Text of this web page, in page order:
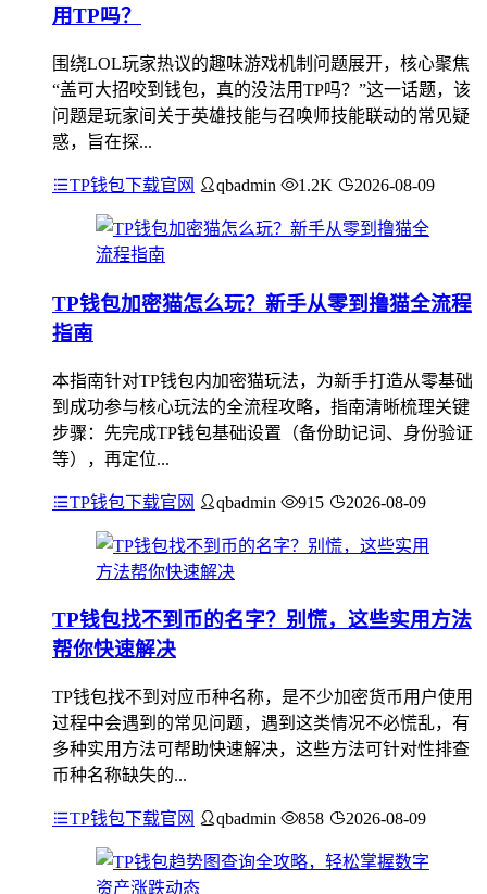
用TP吗？
围绕LOL玩家热议的趣味游戏机制问题展开，核心聚焦
“盖可大招咬到钱包，真的没法用TP吗？”这一话题，该
问题是玩家间关于英雄技能与召唤师技能联动的常见疑
惑，旨在探...
TP钱包下载官网 qbadmin 1.2K 2026-08-09
TP钱包加密猫怎么玩？新手从零到撸猫全流程
指南
本指南针对TP钱包内加密猫玩法，为新手打造从零基础
到成功参与核心玩法的全流程攻略，指南清晰梳理关键
步骤：先完成TP钱包基础设置（备份助记词、身份验证
等），再定位...
TP钱包下载官网 qbadmin 915 2026-08-09
TP钱包找不到币的名字？别慌，这些实用方法
帮你快速解决
TP钱包找不到对应币种名称，是不少加密货币用户使用
过程中会遇到的常见问题，遇到这类情况不必慌乱，有
多种实用方法可帮助快速解决，这些方法可针对性排查
币种名称缺失的...
TP钱包下载官网 qbadmin 858 2026-08-09